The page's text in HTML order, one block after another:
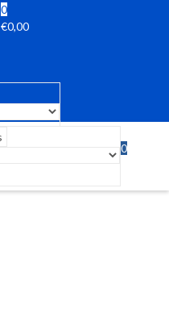
0
€0,00
0